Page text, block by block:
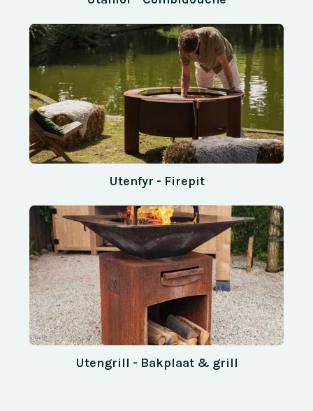
Utenfyr - Firepit
Utengrill - Bakplaat & grill